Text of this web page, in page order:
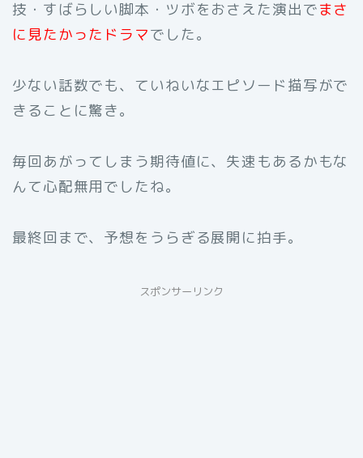
技・すばらしい脚本・ツボをおさえた演出でまさ
に見たかったドラマでした。
少ない話数でも、ていねいなエピソード描写がで
きることに驚き。
毎回あがってしまう期待値に、失速もあるかもな
んて心配無用でしたね。
最終回まで、予想をうらぎる展開に拍手。
スポンサーリンク